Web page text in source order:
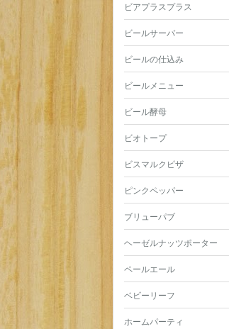
ビアプラスプラス
ビールサーバー
ビールの仕込み
ビールメニュー
ビール酵母
ビオトープ
ビスマルクピザ
ピンクペッパー
ブリューパブ
ヘーゼルナッツポーター
ペールエール
ベビーリーフ
ホームパーティ